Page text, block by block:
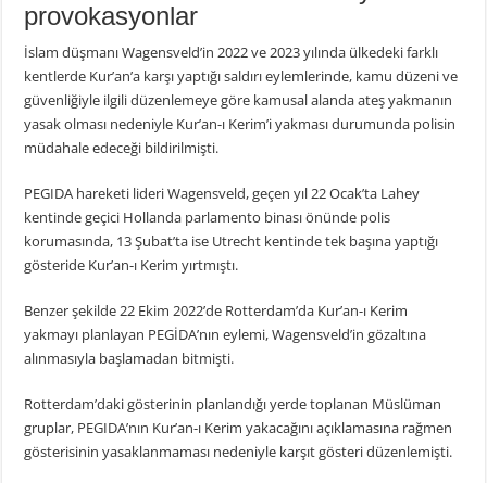
provokasyonlar
İslam düşmanı Wagensveld’in 2022 ve 2023 yılında ülkedeki farklı
kentlerde Kur’an’a karşı yaptığı saldırı eylemlerinde, kamu düzeni ve
güvenliğiyle ilgili düzenlemeye göre kamusal alanda ateş yakmanın
yasak olması nedeniyle Kur’an-ı Kerim’i yakması durumunda polisin
müdahale edeceği bildirilmişti.
PEGIDA hareketi lideri Wagensveld, geçen yıl 22 Ocak’ta Lahey
kentinde geçici Hollanda parlamento binası önünde polis
korumasında, 13 Şubat’ta ise Utrecht kentinde tek başına yaptığı
gösteride Kur’an-ı Kerim yırtmıştı.
Benzer şekilde 22 Ekim 2022’de Rotterdam’da Kur’an-ı Kerim
yakmayı planlayan PEGİDA’nın eylemi, Wagensveld’in gözaltına
alınmasıyla başlamadan bitmişti.
Rotterdam’daki gösterinin planlandığı yerde toplanan Müslüman
gruplar, PEGIDA’nın Kur’an-ı Kerim yakacağını açıklamasına rağmen
gösterisinin yasaklanmaması nedeniyle karşıt gösteri düzenlemişti.